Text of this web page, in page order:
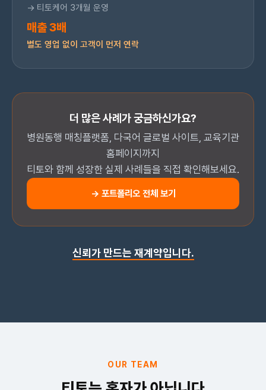
→ 티토케어 3개월 운영
매출 3배
별도 영업 없이 고객이 먼저 연락
더 많은 사례가 궁금하신가요?
병원동행 매칭플랫폼, 다국어 글로벌 사이트, 교육기관
홈페이지까지
티토와 함께 성장한 실제 사례들을 직접 확인해보세요.
→ 포트폴리오 전체 보기
신뢰가 만드는 재계약입니다.
OUR TEAM